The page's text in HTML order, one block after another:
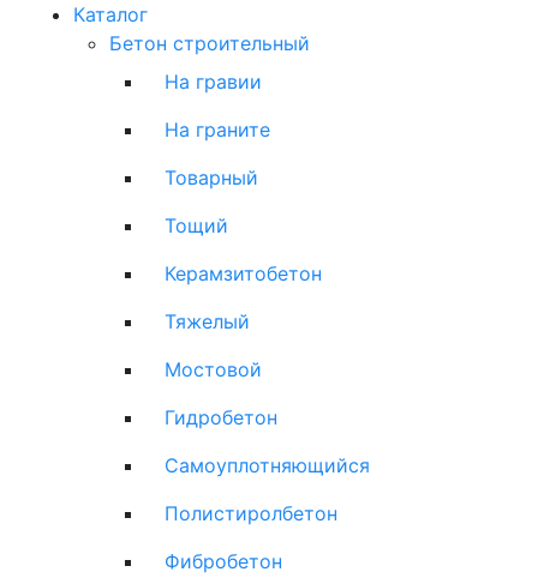
Каталог
Бетон строительный
На гравии
На граните
Товарный
Тощий
Керамзитобетон
Тяжелый
Мостовой
Гидробетон
Самоуплотняющийся
Полистиролбетон
Фибробетон